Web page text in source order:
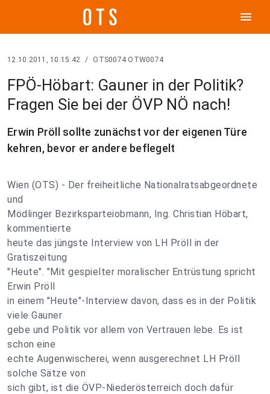
menu
12.10.2011, 10:15:42 / OTS0074 OTW0074
FPÖ-Höbart: Gauner in der Politik?
Fragen Sie bei der ÖVP NÖ nach!
Erwin Pröll sollte zunächst vor der eigenen Türe
kehren, bevor er andere beflegelt
Wien (OTS) - Der freiheitliche Nationalratsabgeordnete
und
Mödlinger Bezirksparteiobmann, Ing. Christian Höbart,
kommentierte
heute das jüngste Interview von LH Pröll in der
Gratiszeitung
"Heute". "Mit gespielter moralischer Entrüstung spricht
Erwin Pröll
in einem "Heute"-Interview davon, dass es in der Politik
viele Gauner
gebe und Politik vor allem von Vertrauen lebe. Es ist
schon eine
echte Augenwischerei, wenn ausgerechnet LH Pröll
solche Sätze von
sich gibt, ist die ÖVP-Niederösterreich doch dafür